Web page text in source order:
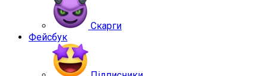
Скарги
Фейсбук